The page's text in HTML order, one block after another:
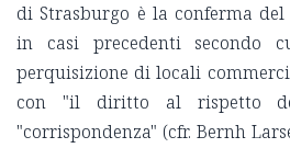
di Strasburgo è la conferma
in casi precedenti secondo
perquisizione di locali
con "il diritto al rispetto
"corrispondenza" (cfr. Bernh